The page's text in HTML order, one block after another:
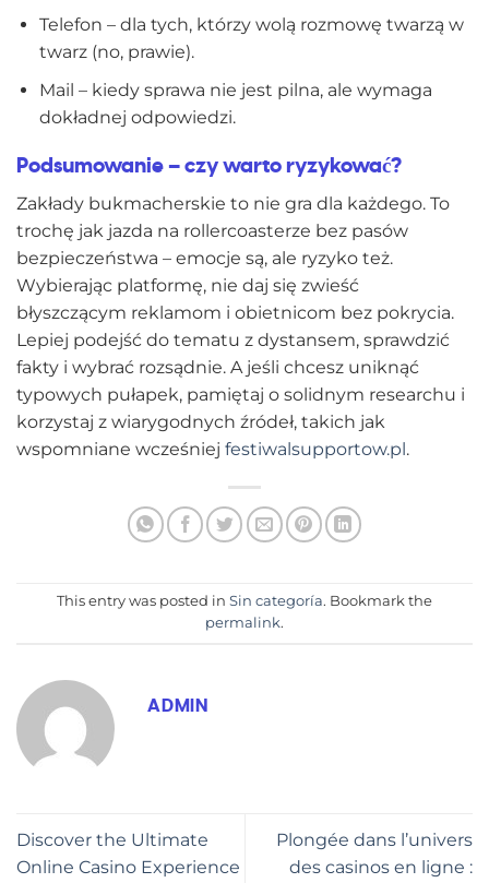
Telefon – dla tych, którzy wolą rozmowę twarzą w
twarz (no, prawie).
Mail – kiedy sprawa nie jest pilna, ale wymaga
dokładnej odpowiedzi.
Podsumowanie – czy warto ryzykować?
Zakłady bukmacherskie to nie gra dla każdego. To
trochę jak jazda na rollercoasterze bez pasów
bezpieczeństwa – emocje są, ale ryzyko też.
Wybierając platformę, nie daj się zwieść
błyszczącym reklamom i obietnicom bez pokrycia.
Lepiej podejść do tematu z dystansem, sprawdzić
fakty i wybrać rozsądnie. A jeśli chcesz uniknąć
typowych pułapek, pamiętaj o solidnym researchu i
korzystaj z wiarygodnych źródeł, takich jak
wspomniane wcześniej festiwalsupportow.pl.
This entry was posted in Sin categoría. Bookmark the
permalink.
ADMIN
Discover the Ultimate
Online Casino Experience
Plongée dans l’univers
des casinos en ligne :